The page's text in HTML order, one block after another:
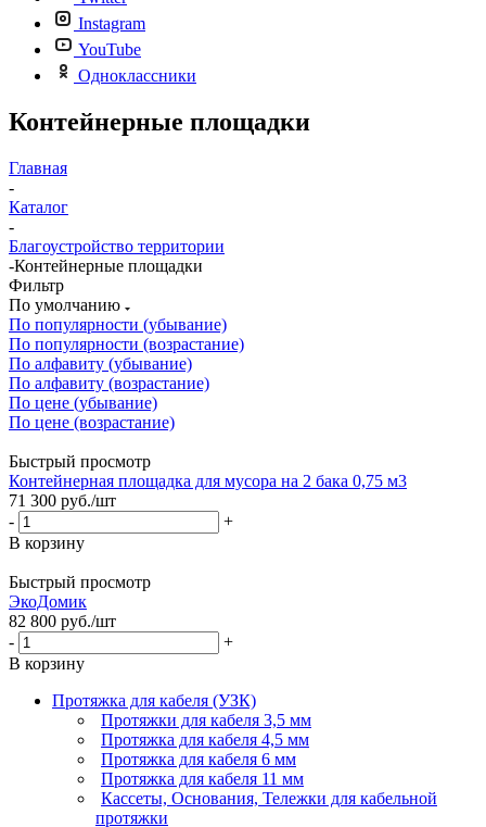
Instagram
YouTube
Одноклассники
Контейнерные площадки
Главная
-
Каталог
-
Благоустройство территории
-Контейнерные площадки
Фильтр
По умолчанию
По популярности (убывание)
По популярности (возрастание)
По алфавиту (убывание)
По алфавиту (возрастание)
По цене (убывание)
По цене (возрастание)
Быстрый просмотр
Контейнерная площадка для мусора на 2 бака 0,75 м3
71 300 руб./шт
-
+
В корзину
Быстрый просмотр
ЭкоДомик
82 800 руб./шт
-
+
В корзину
Протяжка для кабеля (УЗК)
Протяжки для кабеля 3,5 мм
Протяжка для кабеля 4,5 мм
Протяжка для кабеля 6 мм
Протяжка для кабеля 11 мм
Кассеты, Основания, Тележки для кабельной
протяжки